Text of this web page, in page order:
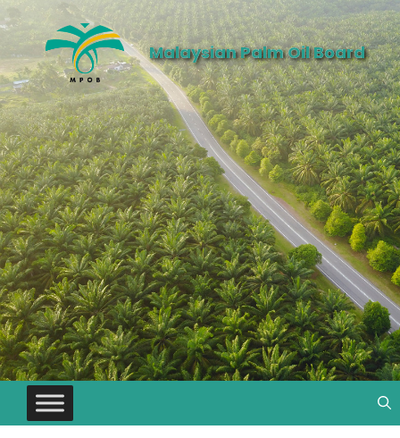
Malaysian Palm Oil Board